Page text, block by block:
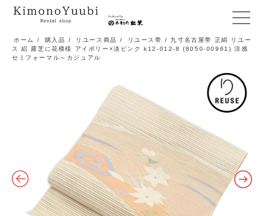
メ
ニ
ュ
開
閉
ホーム / 購入品 / リユース商品 / リユース帯
/ 九寸名古屋帯 正絹 リユー
ス 絽 露芝に花模様 アイボリー×淡ピンク k12-012-8 (8050-00961) 涼感
セミフォーマル～カジュアル